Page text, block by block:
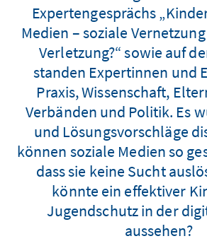
Expertengesprächs
Medien – soziale
Verletzung?“ sowie auf
standen Expertinnen und
Praxis, Wissenschaft,
Verbänden und Politik. Es
und Lösungsvorschläge
können soziale Medien so
dass sie keine Sucht
könnte ein effektiver
Jugendschutz in der
aussehen?